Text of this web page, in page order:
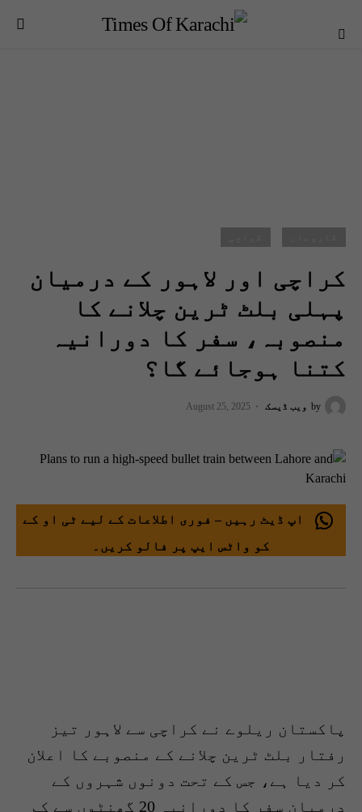
کراچی اور لاہور کے درمیان
پہلی بلٹ ٹرین چلانے کا
منصوبہ، سفر کا دورانیہ
کتنا ہوجائے گا؟
by ویب ڈیسک August 25, 2025
اپ ڈیٹ رہیں – فوری اطلاعات کے لیے ٹی او کے
کو واٹس ایپ پر فالو کریں۔
پاکستان ریلوے نے کراچی سے لاہور تیز
رفتار بلٹ ٹرین چلانے کے منصوبے کا اعلان
کر دیا ہے، جس کے تحت دونوں شہروں کے
درمیان سفر کا دورانیہ 20 گھنٹوں سے کم